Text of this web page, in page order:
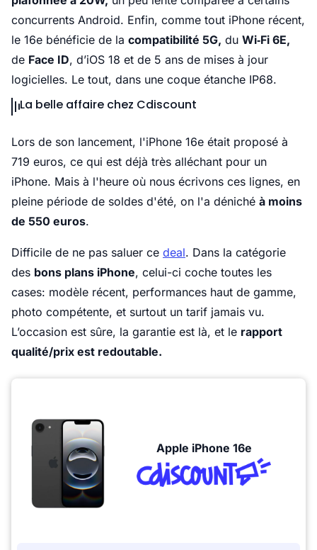
concurrents Android. Enfin, comme tout iPhone récent,
le 16e bénéficie de la compatibilité 5G, du Wi‑Fi 6E,
de Face ID, d’iOS 18 et de 5 ans de mises à jour
logicielles. Le tout, dans une coque étanche IP68.
La belle affaire chez Cdiscount
Lors de son lancement, l'iPhone 16e était proposé à
719 euros, ce qui est déjà très alléchant pour un
iPhone. Mais à l'heure où nous écrivons ces lignes, en
pleine période de soldes d'été, on l'a déniché à moins
de 550 euros.
Difficile de ne pas saluer ce deal. Dans la catégorie
des bons plans iPhone, celui-ci coche toutes les
cases: modèle récent, performances haut de gamme,
photo compétente, et surtout un tarif jamais vu.
L’occasion est sûre, la garantie est là, et le rapport
qualité/prix est redoutable.
Apple iPhone 16e